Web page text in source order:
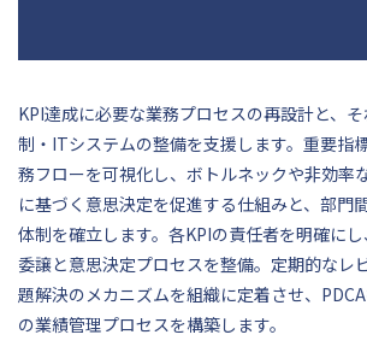
KPI達成に必要な業務プロセスの再設計と、
制・ITシステムの整備を支援します。重要指
務フローを可視化し、ボトルネックや非効率
に基づく意思決定を促進する仕組みと、部門
体制を確立します。各KPIの責任者を明確に
委譲と意思決定プロセスを整備。定期的なレ
題解決のメカニズムを組織に定着させ、
の業績管理プロセスを構築します。